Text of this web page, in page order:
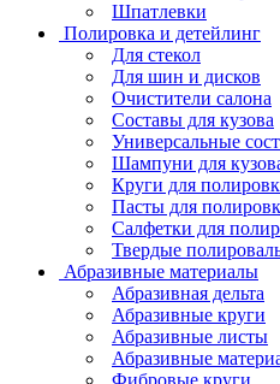
Шпатлевки
Полировка и детейлинг
Для стекол
Для шин и дисков
Очистители салона
Составы для кузова
Универсальные
Шампуни для
Круги для
Пасты для
Салфетки для
Твердые
Абразивные материалы
Абразивная дельта
Абразивные круги
Абразивные листы
Абразивные
Фибровые круги